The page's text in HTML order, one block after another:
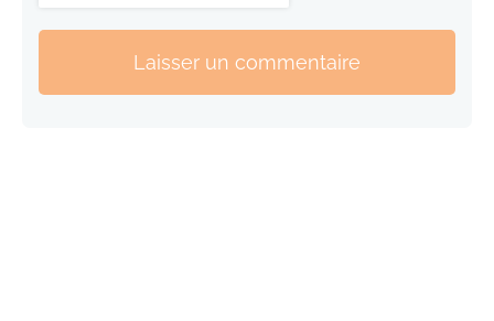
Laisser un commentaire